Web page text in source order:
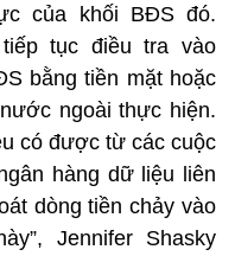
của khối BĐS đó.
tục điều tra vào
bằng tiền mặt hoặc
ngoài thực hiện.
có được từ các cuộc
hàng dữ liệu liên
dòng tiền chảy vào
Jennifer Shasky